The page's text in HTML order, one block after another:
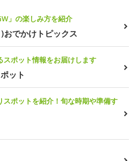
」の楽しみ方を紹介
おでかけトピックス
ポット情報をお届けします
ット
ポットを紹介！旬な時期や準備す